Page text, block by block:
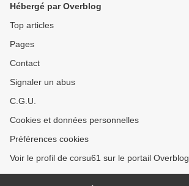
Hébergé par Overblog
Top articles
Pages
Contact
Signaler un abus
C.G.U.
Cookies et données personnelles
Préférences cookies
Voir le profil de corsu61 sur le portail Overblog